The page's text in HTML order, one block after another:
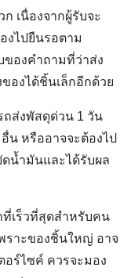
ส่งพัสดุด่วน 1 วัน
น หรืออาจจะต้องไป
น้ำมันและได้รับผล
เร็วที่สุดสำหรับคน
ราะของชิ้นใหญ่ อาจ
ร์ไซค์ ควรจะมอง